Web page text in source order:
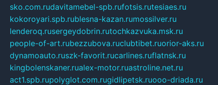
sko.com.rudavitamebel-spb.rufotsis.rutesiaes.ru
kokoroyari.spb.rublesna-kazan.rumossilver.ru
lenderoq.rusergeydobrin.rutochkazvuka.msk.ru
people-of-art.rubezzubova.ruclubtibet.ruorior-aks.ru
dynamoauto.ruszk-favorit.rucarlines.ruflatnsk.ru
kingbolenskaner.rualex-motor.ruastroline.net.ru
act1.spb.rupolyglot.com.rugidlipetsk.ruooo-driada.ru